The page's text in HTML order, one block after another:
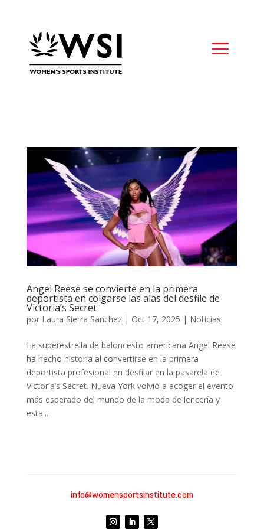
Angel Reese se convierte en la primera
deportista en colgarse las alas del desfile de
Victoria’s Secret
por Laura Sierra Sanchez| Oct 17, 2025 | Noticias
La superestrella de baloncesto americana Angel Reese
ha hecho historia al convertirse en la primera
deportista profesional en desfilar en la pasarela de
Victoria’s Secret. Nueva York volvió a acoger el evento
más esperado del mundo de la moda de lencería y
esta...
info@womensportsinstitute.com